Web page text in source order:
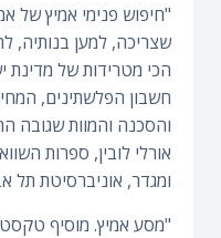
"חיפוש פנימי אמיץ של
שצריכה, למען בנותיה,
הכי מטרידות של
חשבון הפלשתינים,
והסכנה והמוות שגובה
אורלי לובין, ספרות
ומגדר, אוניברסיטת תל
"מסע אמיץ. מוסיף